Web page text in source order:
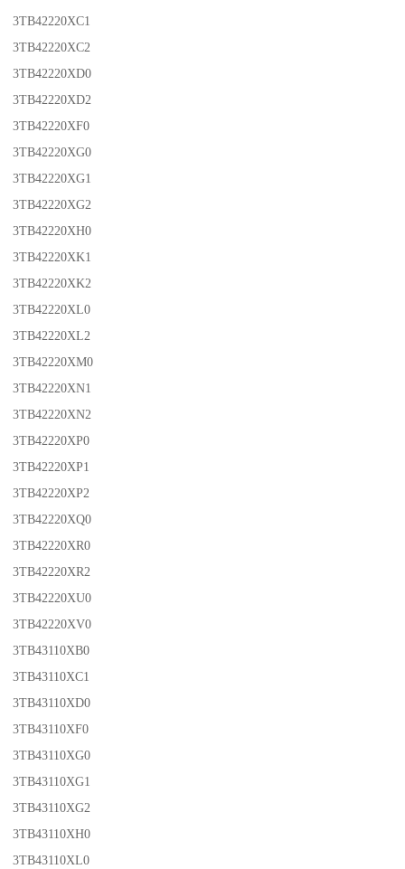
3TB42220XC1
3TB42220XC2
3TB42220XD0
3TB42220XD2
3TB42220XF0
3TB42220XG0
3TB42220XG1
3TB42220XG2
3TB42220XH0
3TB42220XK1
3TB42220XK2
3TB42220XL0
3TB42220XL2
3TB42220XM0
3TB42220XN1
3TB42220XN2
3TB42220XP0
3TB42220XP1
3TB42220XP2
3TB42220XQ0
3TB42220XR0
3TB42220XR2
3TB42220XU0
3TB42220XV0
3TB43110XB0
3TB43110XC1
3TB43110XD0
3TB43110XF0
3TB43110XG0
3TB43110XG1
3TB43110XG2
3TB43110XH0
3TB43110XL0